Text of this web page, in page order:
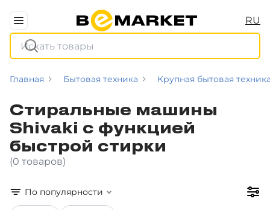
RU
Главная Бытовая техника Крупная бытовая
Стиральные машины
Shivaki с функцией
быстрой стирки
(0 товаров)
По популярности